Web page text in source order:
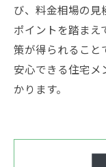
び、料金相場の
ポイントを踏まえ
策が得られること
安心できる住宅メ
かります。